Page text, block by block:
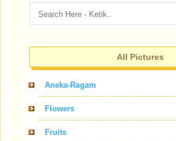
All Pictures
Aneka-Ragam
Flowers
Fruits